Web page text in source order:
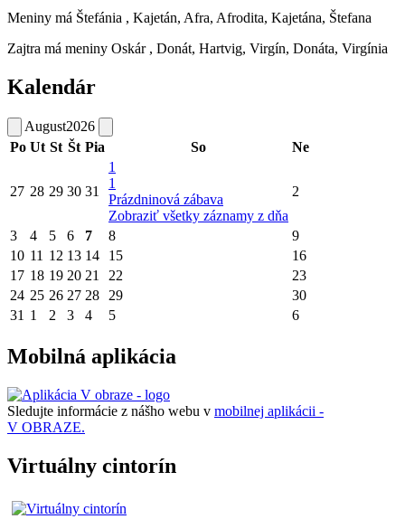
Meniny má Štefánia , Kajetán, Afra, Afrodita, Kajetána, Štefana
Zajtra má meniny Oskár , Donát, Hartvig, Virgín, Donáta, Virgínia
Kalendár
August2026
Po Ut St Št Pia So Ne
27 28 29 30 31
1
1
Prázdninová zábava
Zobraziť všetky záznamy z dňa
2
3 4 5 6 7 8
9
10 11 12 13 14 15
16
17 18 19 20 21 22
23
24 25 26 27 28 29
30
31 1 2 3 4 5 6
Mobilná aplikácia
Sledujte informácie z nášho webu v mobilnej aplikácii -
V OBRAZE.
Virtuálny cintorín